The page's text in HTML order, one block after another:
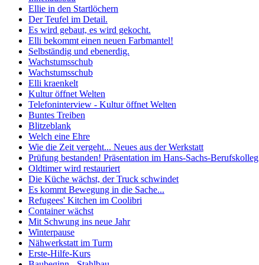
Ellie in den Startlöchern
Der Teufel im Detail.
Es wird gebaut, es wird gekocht.
Elli bekommt einen neuen Farbmantel!
Selbständig und ebenerdig.
Wachstumsschub
Wachstumsschub
Elli kraenkelt
Kultur öffnet Welten
Telefoninterview - Kultur öffnet Welten
Buntes Treiben
Blitzeblank
Welch eine Ehre
Wie die Zeit vergeht... Neues aus der Werkstatt
Prüfung bestanden! Präsentation im Hans-Sachs-Berufskolleg
Oldtimer wird restauriert
Die Küche wächst, der Truck schwindet
Es kommt Bewegung in die Sache...
Refugees' Kitchen im Coolibri
Container wächst
Mit Schwung ins neue Jahr
Winterpause
Nähwerkstatt im Turm
Erste-Hilfe-Kurs